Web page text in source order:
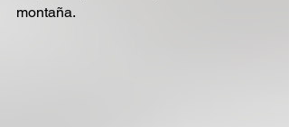
montaña.